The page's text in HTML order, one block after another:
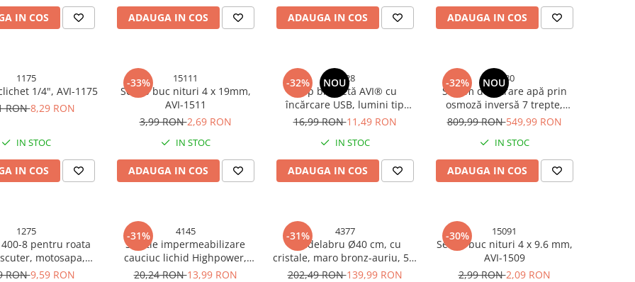
IN COS ADAUGA IN COS ADAUGA IN COS ADAUGA IN COS
1175
1/4", AVI-1175
RON8,29 RON
IN STOC
IN COS
-33% 15111
Set 50 buc nituri 4 x 19mm,
AVI-1511
3,99 RON2,69 RON
IN STOC
ADAUGA IN COS
-32% NOU4028
Stop bicicletă AVI® cu
încărcare USB, lumini tip
poliție, moduri multiple de
16,99 RON11,49 RON
IN STOC
ADAUGA IN COS
-32% NOU5480
Sistem de filtrare apă prin
osmoză inversă 7 trepte,
AVI®, pompă 70 PSI, rezervor
AVI-5480
809,99 RON549,99 RON
IN STOC
ADAUGA IN COS
1275
8 pentru roata
motosapa,
AVI-1275
RON9,59 RON
-31% 4145
Solutie impermeabilizare
cauciuc lichid Highpower,
300g, reparatii rapide utilizare
20,24 RON13,99 RON
-31% 4377
Candelabru Ø40 cm, cu
cristale, maro bronz-auriu, 5 ×
E14, AVI-4377
202,49 RON139,99 RON
-30% 15091
Set 50 buc nituri 4 x 9.6 mm,
AVI-1509
2,99 RON2,09 RON